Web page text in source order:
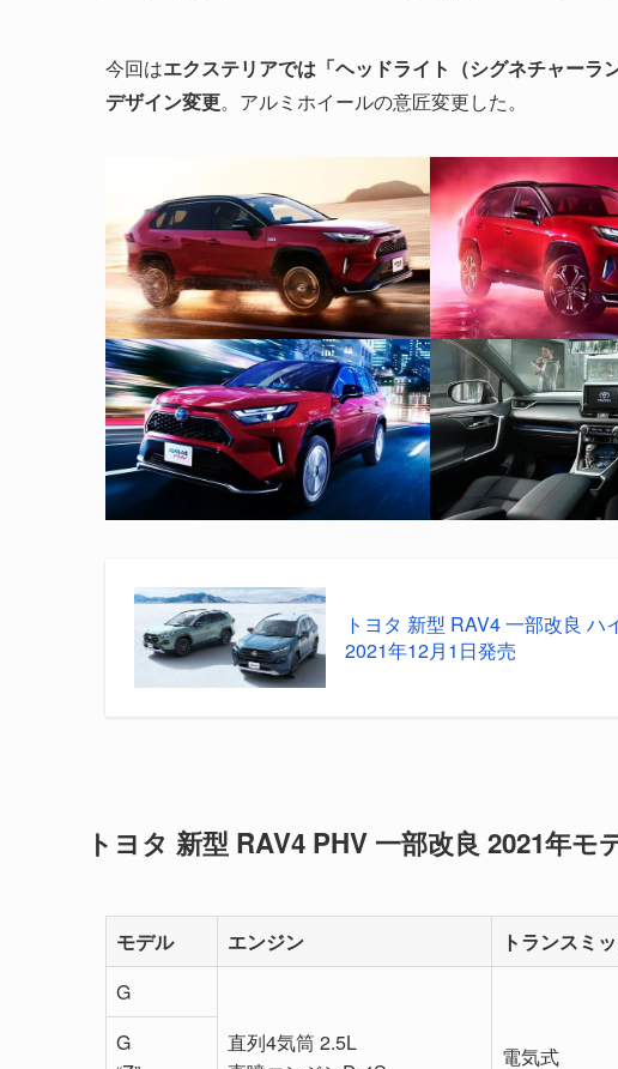
今回はエクステリアでは「ヘッドライト（シグネチャー
デザイン変更。アルミホイールの意匠変更した。
トヨタ 新型 RAV4 一部改良
2021年12月1日発売
トヨタ 新型 RAV4 PHV 一部改良 2021年モ
モデル エンジン トランスミ
G
直列4気筒 2.5L
電気式
G